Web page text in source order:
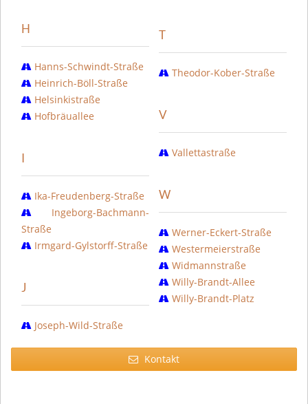
H
Hanns-Schwindt-Straße
Heinrich-Böll-Straße
Helsinkistraße
Hofbräuallee
I
Ika-Freudenberg-Straße
Ingeborg-Bachmann-
Straße
Irmgard-Gylstorff-Straße
J
Joseph-Wild-Straße
T
Theodor-Kober-Straße
V
Vallettastraße
W
Werner-Eckert-Straße
Westermeierstraße
Widmannstraße
Willy-Brandt-Allee
Willy-Brandt-Platz
Kontakt